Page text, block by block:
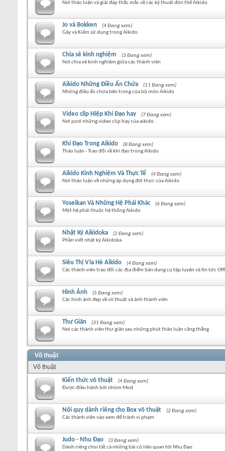
Nơi thảo luận và giải đáp thắc mắc về các kỹ thuật đòn thế Aikido
Jo và Bokken
(4 Đang xem)
Gậy và Kiếm sử dụng trong Aikido
Chia sẻ kinh nghiệm
(3 Đang xem)
Nơi chia xẻ kinh nghiệm giữa các thành viên
Aikido Những Điều Ẩn Chứa
(11 Đang xem)
Những điều ẩn chứa bên trong của bộ môn Aikido
Video clip Hiệp Khí Đạo hay
(7 Đang xem)
Nơi post những video clip hay của aikido
Khí Đạo Trong Aikido
(8 Đang xem)
Thảo luận - Trao đổi về khí đạo trong Aikido
Aikido Kinh Nghiệm Và Thực Tế
(4 Đang xem)
Nơi thảo luận về những áp dụng đời thực của Aikido
Yoseikan Và Những Hệ Phái Khác
(6 Đang xem)
Một hệ phái thuộc hệ thống Aikido
Nhật Ký Aikidoka
(2 Đang xem)
Phần viết nhật ký Aikidoka
Siêu Thị Vĩa Hè Aikido
(4 Đang xem)
Các thành viên trao đổi các địa điểm bán dụng cụ tập luyện và tin tức
Hình Ảnh
(5 Đang xem)
Các hình ảnh đẹp về võ thuật và ảnh thành viên
Thư Giãn
(31 Đang xem)
Nơi các thành viên thư giãn sau những phút thảo luận căng thẳng
Võ thuật
Võ thuật
Kiến thức võ thuật
(4 Đang xem)
Được điều hành bởi nhóm Mod
Nội quy dành riêng cho Box võ thuật
(2 Đang xem)
Các thành viên vào xem để tránh vi phạm
Judo - Nhu Đạo
(3 Đang xem)
Dành riêng choi tất cà những bài có liên quan tới Nhu Đạo